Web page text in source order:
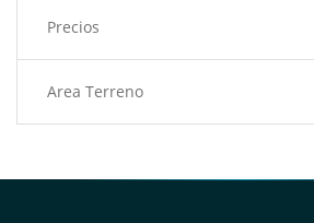
Precios
Area Terreno